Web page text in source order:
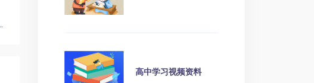
系统掌握七八九年级知识点初中英语同步课程|译林版英语|
高中学习视频资料